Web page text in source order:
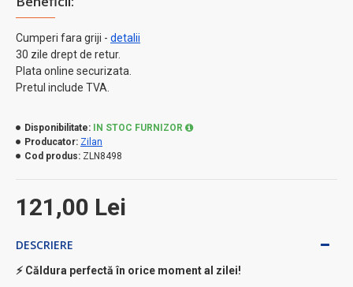
Cumperi fara griji - detalii
30 zile drept de retur.
Plata online securizata.
Pretul include TVA.
121,00 Lei
Disponibilitate:
IN STOC FURNIZOR
Producator: Zilan
Cod produs: ZLN8498
DESCRIERE
⚡ Căldura perfectă în orice moment al zilei!